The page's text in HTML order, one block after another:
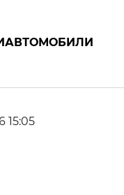
АВТОМОБИЛИ
15:05